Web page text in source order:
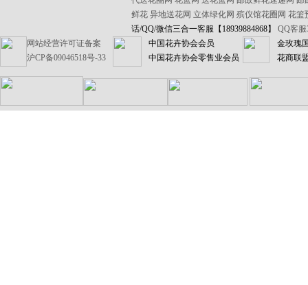
鲜花 异地送花网 立体绿化网 殡仪馆花圈网 花篮
话/QQ/微信三合一客服【18939884868】 QQ客服
网站经营许可证备案
沪CP备09046518号-33
中国花卉协会会员
中国花卉协会零售业会员
金玫瑰
花商联